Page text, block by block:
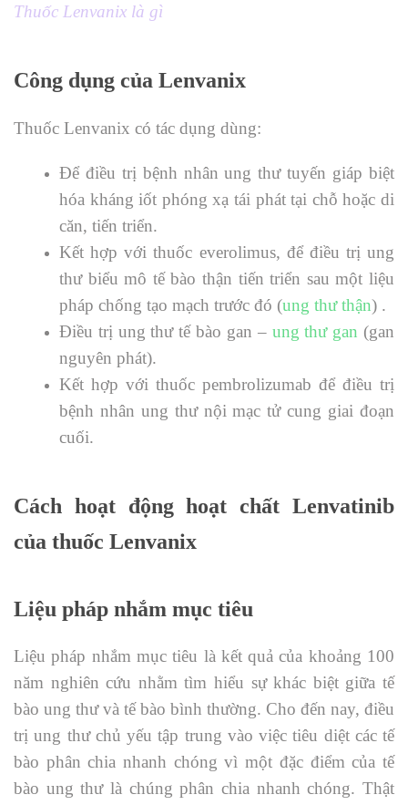
Thuốc Lenvanix là gì
Công dụng của Lenvanix
Thuốc Lenvanix có tác dụng dùng:
Để điều trị bệnh nhân ung thư tuyến giáp biệt
hóa kháng iốt phóng xạ tái phát tại chỗ hoặc di
căn, tiến triển.
Kết hợp với thuốc everolimus, để điều trị ung
thư biểu mô tế bào thận tiến triển sau một liệu
pháp chống tạo mạch trước đó (ung thư thận) .
Điều trị ung thư tế bào gan – ung thư gan (gan
nguyên phát).
Kết hợp với thuốc pembrolizumab để điều trị
bệnh nhân ung thư nội mạc tử cung giai đoạn
cuối.
Cách hoạt động hoạt chất Lenvatinib
của thuốc Lenvanix
Liệu pháp nhắm mục tiêu
Liệu pháp nhắm mục tiêu là kết quả của khoảng 100
năm nghiên cứu nhằm tìm hiểu sự khác biệt giữa tế
bào ung thư và tế bào bình thường. Cho đến nay, điều
trị ung thư chủ yếu tập trung vào việc tiêu diệt các tế
bào phân chia nhanh chóng vì một đặc điểm của tế
bào ung thư là chúng phân chia nhanh chóng. Thật